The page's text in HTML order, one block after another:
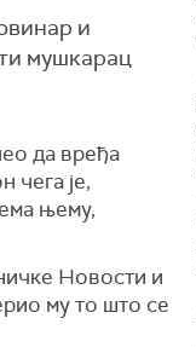
и
мушкарац
да вређа
чега је,
њему,
Новости и
му то што се